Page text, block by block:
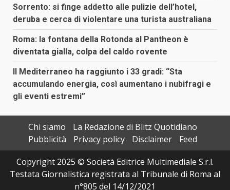
Sorrento: si finge addetto alle pulizie dell’hotel,
deruba e cerca di violentare una turista australiana
Roma: la fontana della Rotonda al Pantheon è
diventata gialla, colpa del caldo rovente
Il Mediterraneo ha raggiunto i 33 gradi: “Sta
accumulando energia, così aumentano i nubifragi e
gli eventi estremi”
Chi siamo
La Redazione di Blitz Quotidiano
Pubblicità
Privacy policy Disclaimer
Feed
Copyright 2025 © Società Editrice Multimediale S.r.l.
Testata Giornalistica registrata al Tribunale di Roma al
n°805 del 14/12/2021